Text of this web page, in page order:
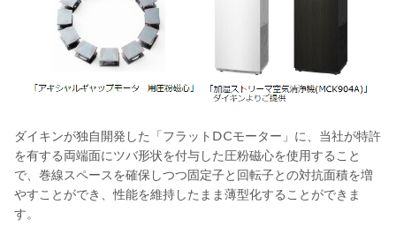
ダイキンが独自開発した「フラットDCモーター」に、当社が特許
を有する両端面にツバ形状を付与した圧粉磁心を使用すること
で、巻線スペースを確保しつつ固定子と回転子との対抗面積を増
やすことができ、性能を維持したまま薄型化することができま
す。